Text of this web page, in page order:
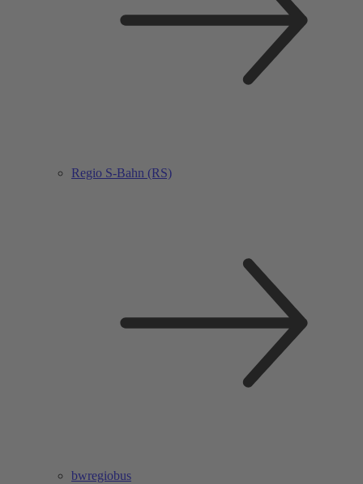
Regio S-Bahn (RS)
bwregiobus